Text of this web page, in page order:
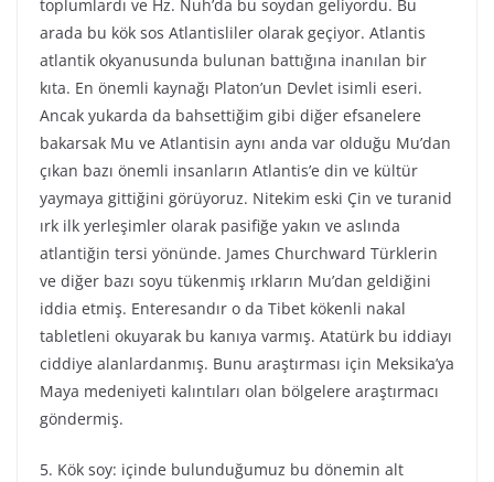
toplumlardı ve Hz. Nuh’da bu soydan geliyordu. Bu
arada bu kök sos Atlantisliler olarak geçiyor. Atlantis
atlantik okyanusunda bulunan battığına inanılan bir
kıta. En önemli kaynağı Platon’un Devlet isimli eseri.
Ancak yukarda da bahsettiğim gibi diğer efsanelere
bakarsak Mu ve Atlantisin aynı anda var olduğu Mu’dan
çıkan bazı önemli insanların Atlantis’e din ve kültür
yaymaya gittiğini görüyoruz. Nitekim eski Çin ve turanid
ırk ilk yerleşimler olarak pasifiğe yakın ve aslında
atlantiğin tersi yönünde. James Churchward Türklerin
ve diğer bazı soyu tükenmiş ırkların Mu’dan geldiğini
iddia etmiş. Enteresandır o da Tibet kökenli nakal
tabletleni okuyarak bu kanıya varmış. Atatürk bu iddiayı
ciddiye alanlardanmış. Bunu araştırması için Meksika’ya
Maya medeniyeti kalıntıları olan bölgelere araştırmacı
göndermiş.
5. Kök soy: içinde bulunduğumuz bu dönemin alt